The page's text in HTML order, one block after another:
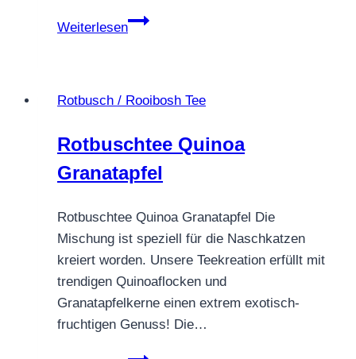
Weiterlesen
Früchtetee
Apfelkuchen
der
Tasse
Rotbusch / Rooibosh Tee
Rotbuschtee Quinoa
Granatapfel
Rotbuschtee Quinoa Granatapfel Die
Mischung ist speziell für die Naschkatzen
kreiert worden. Unsere Teekreation erfüllt mit
trendigen Quinoaflocken und
Granatapfelkerne einen extrem exotisch-
fruchtigen Genuss! Die…